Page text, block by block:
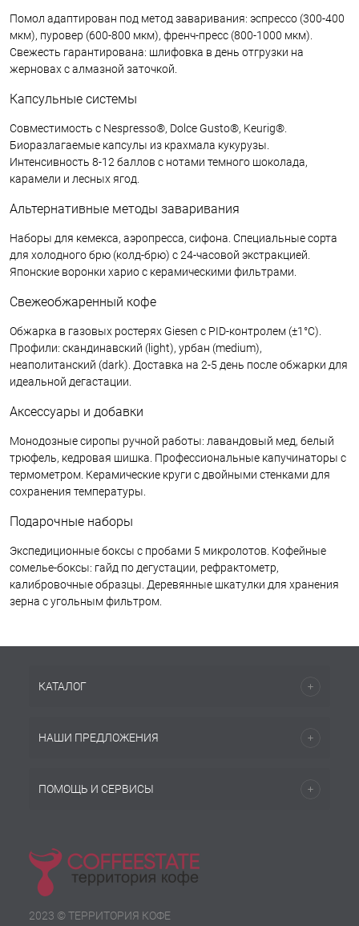
Помол адаптирован под метод заваривания: эспрессо (300-400
мкм), пуровер (600-800 мкм), френч-пресс (800-1000 мкм).
Свежесть гарантирована: шлифовка в день отгрузки на
жерновах с алмазной заточкой.
Капсульные системы
Совместимость с Nespresso®, Dolce Gusto®, Keurig®.
Биоразлагаемые капсулы из крахмала кукурузы.
Интенсивность 8-12 баллов с нотами темного шоколада,
карамели и лесных ягод.
Альтернативные методы заваривания
Наборы для кемекса, аэропресса, сифона. Специальные сорта
для холодного брю (колд-брю) с 24-часовой экстракцией.
Японские воронки харио с керамическими фильтрами.
Свежеобжаренный кофе
Обжарка в газовых ростерях Giesen с PID-контролем (±1°С).
Профили: скандинавский (light), урбан (medium),
неаполитанский (dark). Доставка на 2-5 день после обжарки для
идеальной дегастации.
Аксессуары и добавки
Монодозные сиропы ручной работы: лавандовый мед, белый
трюфель, кедровая шишка. Профессиональные капучинаторы с
термометром. Керамические круги с двойными стенками для
сохранения температуры.
Подарочные наборы
Экспедиционные боксы с пробами 5 микролотов. Кофейные
сомелье-боксы: гайд по дегустации, рефрактометр,
калибровочные образцы. Деревянные шкатулки для хранения
зерна с угольным фильтром.
КАТАЛОГ
НАШИ ПРЕДЛОЖЕНИЯ
ПОМОЩЬ И СЕРВИСЫ
2023 © ТЕРРИТОРИЯ КОФЕ